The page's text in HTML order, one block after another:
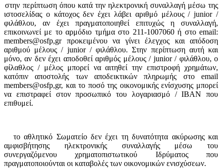
στην περίπτωση όπου κατά την ηλεκτρονική συναλλαγή μέσω της
ιστοσελίδας ο κάτοχος δεν έχει λάβει αριθμό μέλους / junior /
φιλάθλου, αν έχει πραγματοποιηθεί επιτυχώς η συναλλαγή,
επικοινωνεί με το αρμόδιο τμήμα στο 211-1007060 ή στο email:
members@osfp,gr προκειμένου να γίνει έλεγχος και απόδοση
αριθμού μέλους / junior / φιλάθλου.​ Στην περίπτωση αυτή και
μόνο, αν δεν έχει αποδοθεί αριθμός μέλους / junior / φιλάθλου, ο
φίλαθλος / μέλος μπορεί να αιτηθεί την επιστροφή χρημάτων,
κατόπιν αποστολής των αποδεικτικών πληρωμής στο email
members@osfp,gr, και το ποσό της οικονομικής ενίσχυσης μπορεί
να επιστραφεί στον προσωπικό του λογαριασμό / ΙΒΑΝ που
επιθυμεί.
το αθλητικό Σωματείο δεν έχει τη δυνατότητα ακύρωσης και
αμφισβήτησης ηλεκτρονικής συναλλαγής μέσω του
συνεργαζόμενου χρηματοπιστωτικού Ιδρύματος που
πραγματοποιούνται οι καταβολές των οικονομικών ενισχύσεων.